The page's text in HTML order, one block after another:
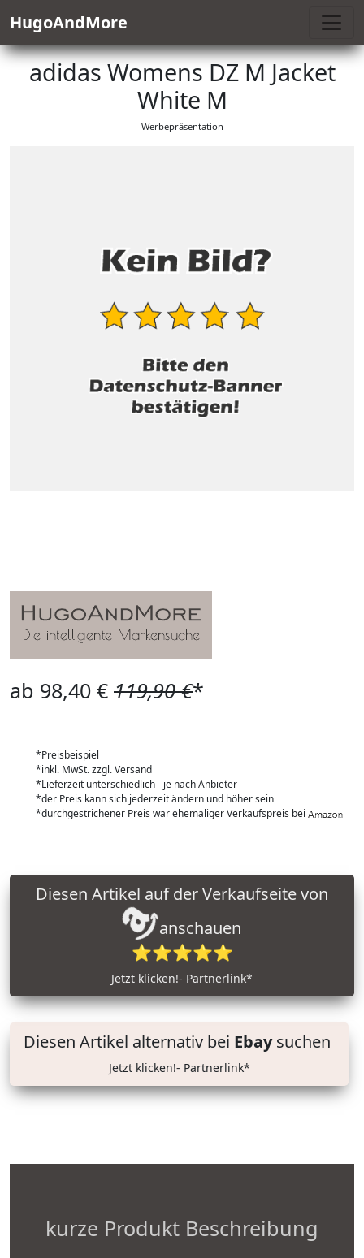
HugoAndMore
adidas Womens DZ M Jacket
White M
Werbepräsentation
ab 98,40 € 119,90 €*
*Preisbeispiel
*inkl. MwSt. zzgl. Versand
*Lieferzeit unterschiedlich - je nach Anbieter
*der Preis kann sich jederzeit ändern und höher sein
*durchgestrichener Preis war ehemaliger Verkaufspreis bei
anschauen
⭐⭐⭐⭐⭐
Jetzt klicken!- Partnerlink*
Diesen Artikel alternativ bei Ebaysuchen
Jetzt klicken!- Partnerlink*
kurze Produkt Beschreibung